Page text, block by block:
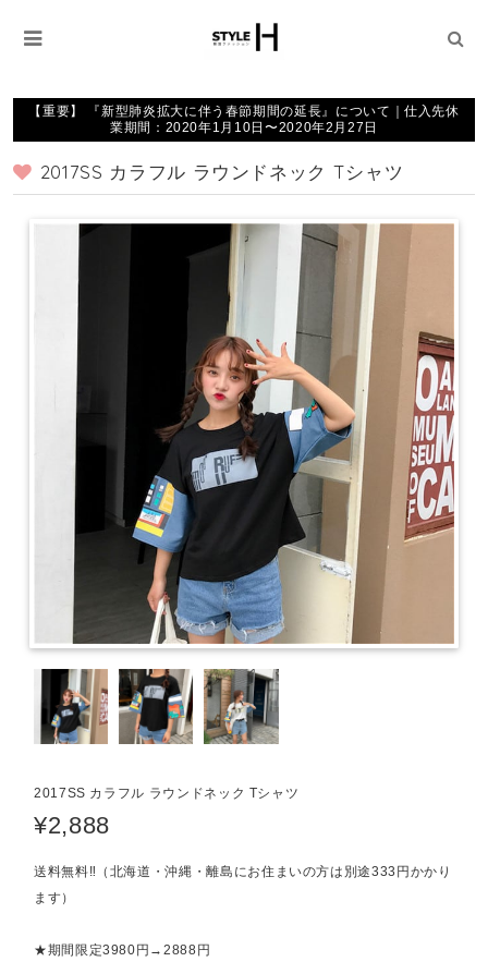
【重要】 『新型肺炎拡大に伴う春節期間の延長』について｜仕入先休
業期間：2020年1月10日〜2020年2月27日
2017SS カラフル ラウンドネック Tシャツ
2017SS カラフル ラウンドネック Tシャツ
¥2,888
送料無料‼（北海道・沖縄・離島にお住まいの方は別途333円かかり
ます）
★期間限定3980円→2888円